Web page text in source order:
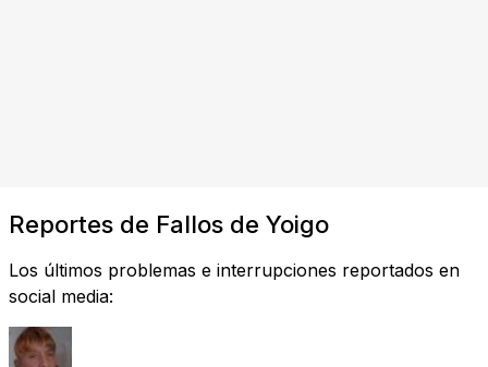
Reportes de Fallos de Yoigo
Los últimos problemas e interrupciones reportados en
social media: